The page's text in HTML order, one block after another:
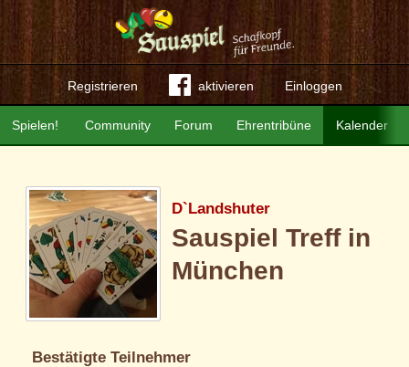
Registrieren aktivieren Einloggen
Community Forum Ehrentribüne Kalender
Spielen!
D`Landshuter
Sauspiel Treff in
München
Bestätigte Teilnehmer